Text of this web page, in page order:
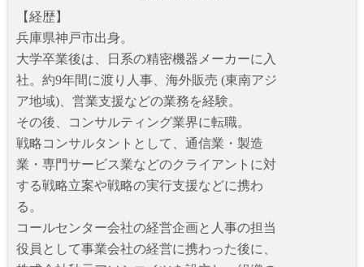
【経歴】
兵庫県神戸市出身。
大学卒業後は、日系の精密機器メーカーに入
社。約9年間に渡り人事、海外販売 (東南アジ
ア地域)、営業支援などの業務を経験。
その後、コンサルティング業界に転職。
戦略コンサルタントとして、通信業・製造
業・専門サービス業などのクライアントに対
する戦略立案や戦略の実行支援などに携わ
る。
コールセンター会社の経営企画と人事の担当
役員として事業会社の経営に携わった後に、